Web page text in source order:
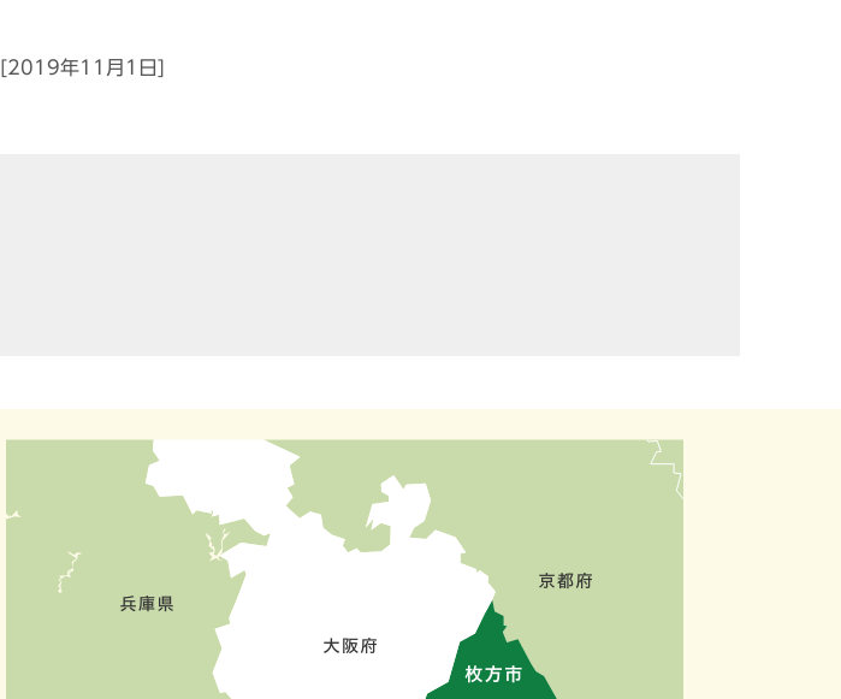
[2019年11月1日]